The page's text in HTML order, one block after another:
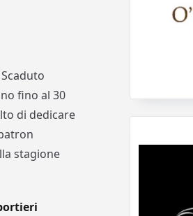
Scaduto
fino al 30
di dedicare
stagione